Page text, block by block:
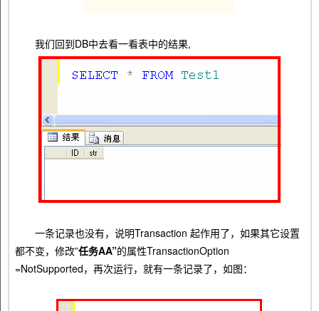
我们回到DB中去看一看表中的结果,
一条记录也没有，说明Transaction 起作用了，如果其它设置
都不变，修改”任务AA”的属性TransactionOption
=NotSupported，再次运行，就有一条记录了，如图：